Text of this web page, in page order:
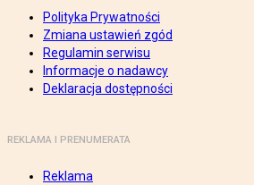
Polityka Prywatności
Zmiana ustawień zgód
Regulamin serwisu
Informacje o nadawcy
Deklaracja dostępności
REKLAMA I PRENUMERATA
Reklama